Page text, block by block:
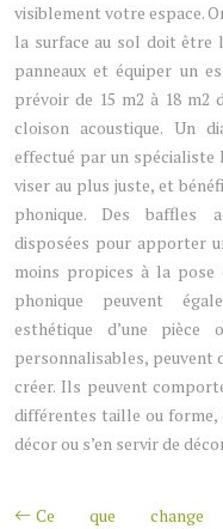
visiblement votre espace.
la surface au sol doit être
panneaux et équiper un
prévoir de 15 m2 à 18 m2
cloison acoustique. Un
effectué par un
viser au plus juste, et
phonique. Des baffles
disposées pour apporter
moins propices à la pose
phonique peuvent
esthétique d’une
personnalisables, peuvent
créer. Ils peuvent
différentes taille ou
décor ou s’en servir de
Ce que